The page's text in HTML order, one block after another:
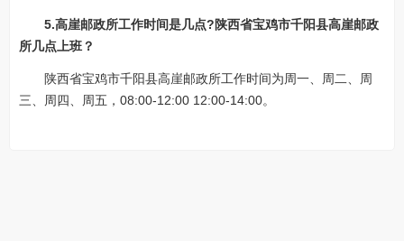
5.高崖邮政所工作时间是几点?陕西省宝鸡市千阳县高崖邮政
所几点上班？
陕西省宝鸡市千阳县高崖邮政所工作时间为周一、周二、周
三、周四、周五，08:00-12:00 12:00-14:00。